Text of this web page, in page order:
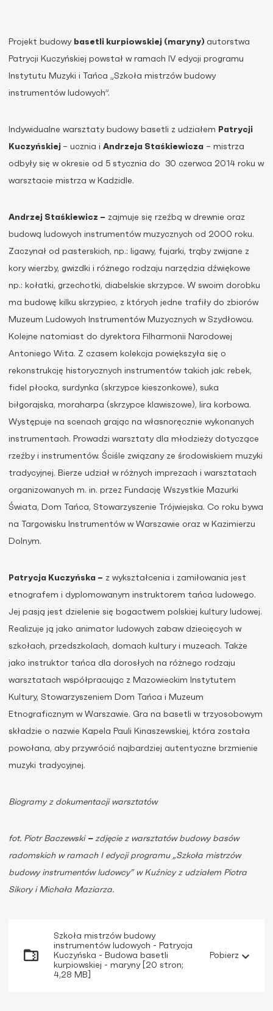
Projekt budowy basetli kurpiowskiej (maryny) autorstwa
Patrycji Kuczyńskiej powstał w ramach IV edycji programu
Instytutu Muzyki i Tańca „Szkoła mistrzów budowy
instrumentów ludowych”.
Indywidualne warsztaty budowy basetli z udziałem Patrycji
Kuczyńskiej – ucznia i Andrzeja Staśkiewicza – mistrza
odbyły się w okresie od 5 stycznia do 30 czerwca 2014 roku w
warsztacie mistrza w Kadzidle.
Andrzej Staśkiewicz – zajmuje się rzeźbą w drewnie oraz
budową ludowych instrumentów muzycznych od 2000 roku.
Zaczynał od pasterskich, np.: ligawy, fujarki, trąby zwijane z
kory wierzby, gwizdki i różnego rodzaju narzędzia dźwiękowe
np.: kołatki, grzechotki, diabelskie skrzypce. W swoim dorobku
ma budowę kilku skrzypiec, z których jedne trafiły do zbiorów
Muzeum Ludowych Instrumentów Muzycznych w Szydłowcu.
Kolejne natomiast do dyrektora Filharmonii Narodowej
Antoniego Wita. Z czasem kolekcja powiększyła się o
rekonstrukcję historycznych instrumentów takich jak: rebek,
fidel płocka, surdynka (skrzypce kieszonkowe), suka
biłgorajska, moraharpa (skrzypce klawiszowe), lira korbowa.
Występuje na scenach grając na własnoręcznie wykonanych
instrumentach. Prowadzi warsztaty dla młodzieży dotyczące
rzeźby i instrumentów. Ściśle związany ze środowiskiem muzyki
tradycyjnej. Bierze udział w różnych imprezach i warsztatach
organizowanych m. in. przez Fundację Wszystkie Mazurki
Świata, Dom Tańca, Stowarzyszenie Trójwiejska. Co roku bywa
na Targowisku Instrumentów w Warszawie oraz w Kazimierzu
Dolnym.
Patrycja Kuczyńska – z wykształcenia i zamiłowania jest
etnografem i dyplomowanym instruktorem tańca ludowego.
Jej pasją jest dzielenie się bogactwem polskiej kultury ludowej.
Realizuje ją jako animator ludowych zabaw dziecięcych w
szkołach, przedszkolach, domach kultury i muzeach. Także
jako instruktor tańca dla dorosłych na różnego rodzaju
warsztatach współpracując z Mazowieckim Instytutem
Kultury, Stowarzyszeniem Dom Tańca i Muzeum
Etnograficznym w Warszawie. Gra na basetli w trzyosobowym
składzie o nazwie Kapela Pauli Kinaszewskiej, która została
powołana, aby przywrócić najbardziej autentyczne brzmienie
muzyki tradycyjnej.
Biogramy z dokumentacji warsztatów
fot. Piotr Baczewski –zdjęcie z warsztatów budowy basów
radomskich w ramach I edycji programu „Szkoła mistrzów
budowy instrumentów ludowcy” w Kuźnicy z udziałem Piotra
Sikory i Michała Maziarza.
Szkoła mistrzów budowy
instrumentów ludowych - Patrycja
Kuczyńska - Budowa basetli
kurpiowskiej - maryny [20 stron;
4,28 MB]
Pobierz